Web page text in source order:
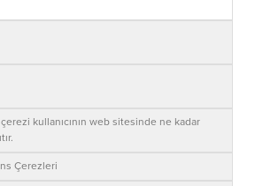
kullanıcının web sitesinde ne kadar
Çerezleri